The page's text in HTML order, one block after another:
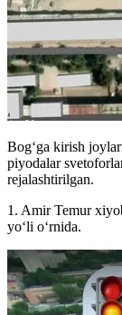
Bogʻga kirish
piyodalar
rejalashtirilgan.
1. Amir Temur
yo‘li o‘rnida.